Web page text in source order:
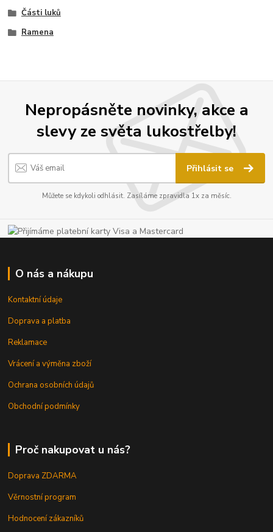
Části luků
Ramena
Nepropásněte novinky, akce a
slevy ze světa lukostřelby!
Přihlásit se
Můžete se kdykoli odhlásit. Zasíláme zpravidla 1x za měsíc.
O nás a nákupu
Kontaktní údaje
Doprava a platba
Reklamace
Vrácení a výměna zboží
Ochrana osobních údajů
Obchodní podmínky
Proč nakupovat u nás?
Doprava ZDARMA
Věrnostní program
Hodnocení zákazníků